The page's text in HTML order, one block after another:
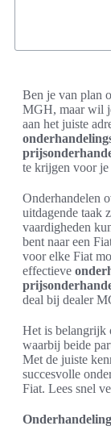
Ben je van plan
MGH, maar wil
aan het juiste
te krijgen voor
Onderhandelen
uitdagende taak
vaardigheden
bent naar een
voor elke Fiat
effectieve
deal bij dealer
Het is belangrijk
waarbij beide
Met de juiste
succesvolle
Fiat. Lees snel